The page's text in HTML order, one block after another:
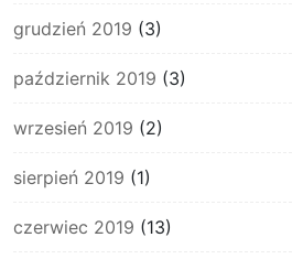
grudzień 2019 (3)
październik 2019 (3)
wrzesień 2019 (2)
sierpień 2019 (1)
czerwiec 2019 (13)